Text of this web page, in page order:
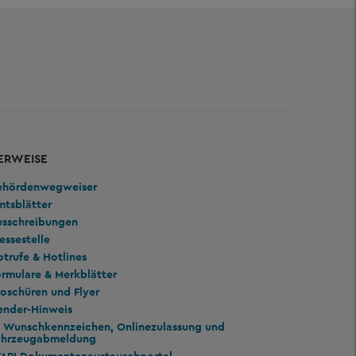
& Hotlines
& Merkblätter
und Flyer
Hinweis
Wunschkennzeichen, Onlinezulassung und